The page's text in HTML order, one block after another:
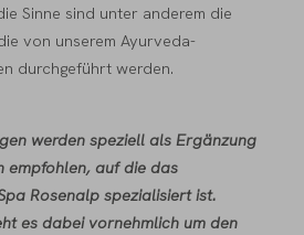
Sinne sind unter anderem die
von unserem Ayurveda-
durchgeführt werden.
werden speziell als Ergänzung
empfohlen, auf die das
Rosenalp spezialisiert ist.
es dabei vornehmlich um den